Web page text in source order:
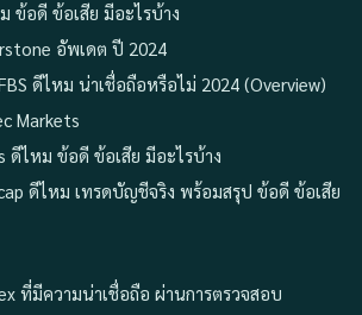
ข้อดี ข้อเสีย มีอะไรบ้าง
อัพเดต ปี 2024
ดีไหม น่าเชื่อถือหรือไม่ 2024 (Overview)
Markets
ดีไหม ข้อดี ข้อเสีย มีอะไรบ้าง
ดีไหม เทรดบัญชีจริง พร้อมสรุป ข้อดี ข้อเสีย
ที่มีความน่าเชื่อถือ ผ่านการตรวจสอบ